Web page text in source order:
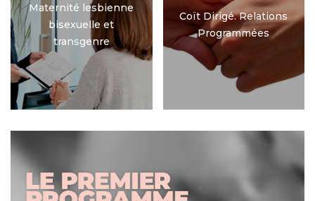
Maternité lesbienne
bisexuelle et
transgenre
Coït Dirigé. Relations
Programmées